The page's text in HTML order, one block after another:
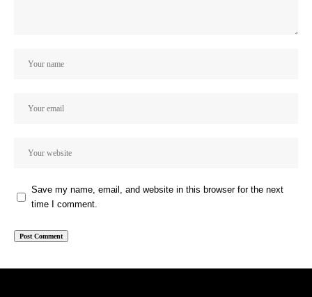
Save my name, email, and website in this browser for the next
time I comment.